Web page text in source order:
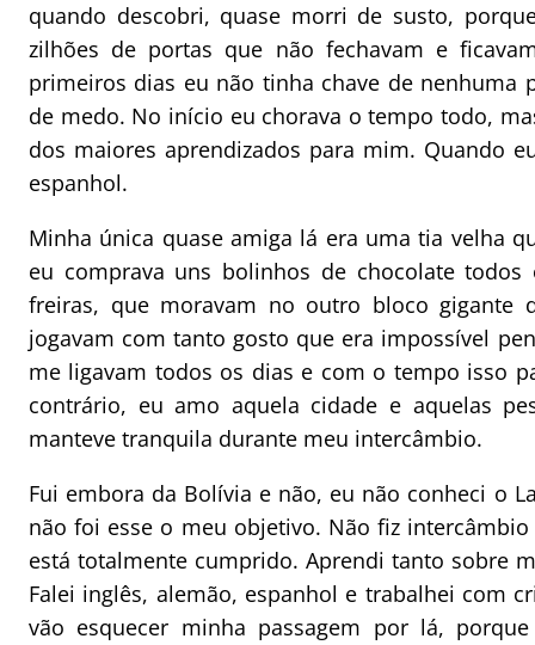
quando descobri, quase morri de susto,
zilhões de portas que não fechavam e
primeiros dias eu não tinha chave de nenhuma
de medo. No início eu chorava o tempo todo,
dos maiores aprendizados para mim. Quando
espanhol.
Minha única quase amiga lá era uma tia velha
eu comprava uns bolinhos de chocolate
freiras, que moravam no outro bloco gigante
jogavam com tanto gosto que era impossível
me ligavam todos os dias e com o tempo isso
contrário, eu amo aquela cidade e aquelas
manteve tranquila durante meu intercâmbio.
Fui embora da Bolívia e não, eu não conheci o
não foi esse o meu objetivo. Não fiz
está totalmente cumprido. Aprendi tanto sobre
Falei inglês, alemão, espanhol e trabalhei com
vão esquecer minha passagem por lá,